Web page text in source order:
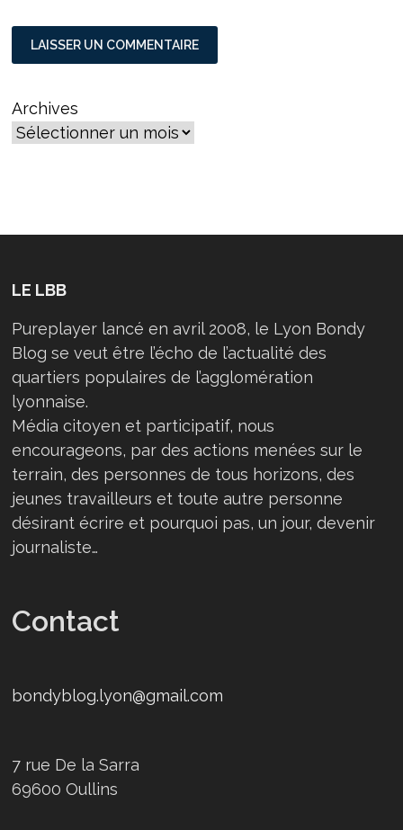
Archives
LE LBB
Pureplayer lancé en avril 2008, le Lyon Bondy
Blog se veut être l’écho de l’actualité des
quartiers populaires de l’agglomération
lyonnaise.
Média citoyen et participatif, nous
encourageons, par des actions menées sur le
terrain, des personnes de tous horizons, des
jeunes travailleurs et toute autre personne
désirant écrire et pourquoi pas, un jour, devenir
journaliste…
Contact
bondyblog.lyon@gmail.com
7 rue De la Sarra
69600 Oullins